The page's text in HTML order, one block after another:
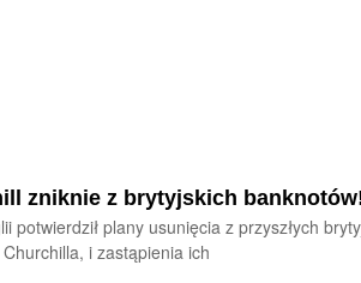
zniknie z brytyjskich
potwierdził plany usunięcia z przyszłych
i zastąpienia ich